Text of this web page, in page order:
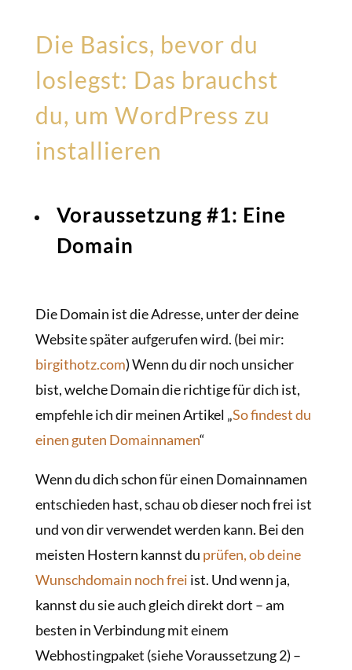
Die Basics, bevor du
loslegst: Das brauchst
du, um WordPress zu
installieren
Voraussetzung #1: Eine
Domain
Die Domain ist die Adresse, unter der deine
Website später aufgerufen wird. (bei mir:
birgithotz.com) Wenn du dir noch unsicher
bist, welche Domain die richtige für dich ist,
empfehle ich dir meinen Artikel „So findest du
einen guten Domainnamen“
Wenn du dich schon für einen Domainnamen
entschieden hast, schau ob dieser noch frei ist
und von dir verwendet werden kann. Bei den
meisten Hostern kannst du prüfen, ob deine
Wunschdomain noch frei ist. Und wenn ja,
kannst du sie auch gleich direkt dort – am
besten in Verbindung mit einem
Webhostingpaket (siehe Voraussetzung 2) –